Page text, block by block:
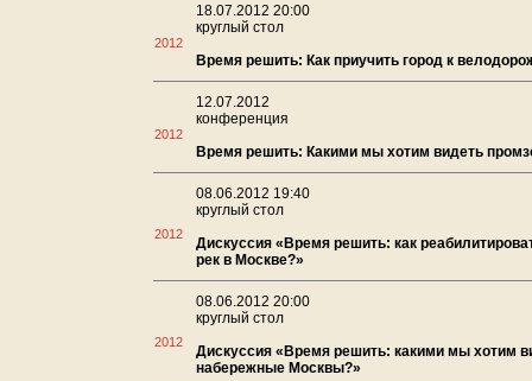
2012
18.07.2012 20:00
круглый стол
Время решить: Как приучить город к
2012
12.07.2012
конференция
Время решить: Какими мы хотим видеть
2012
08.06.2012 19:40
круглый стол
Дискуссия «Время решить: как
рек в Москве?»
2012
08.06.2012 20:00
круглый стол
Дискуссия «Время решить: какими мы хотим
набережные Москвы?»